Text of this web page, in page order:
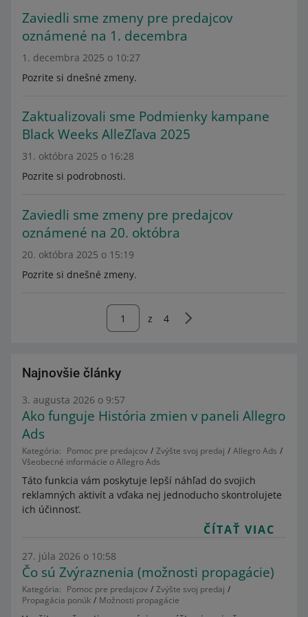
Zaviedli sme zmeny pre predajcov
oznámené na 1. decembra
1. decembra 2025 o 10:27
Pozrite si dnešné zmeny.
Zaktualizovali sme Podmienky kampane
Black Weeks AlleZľava 2025
31. októbra 2025 o 16:28
Pozrite si podrobnosti.
Zaviedli sme zmeny pre predajcov
oznámené na 20. októbra
20. októbra 2025 o 15:19
Pozrite si dnešné zmeny.
z 4
Najnovšie články
3. augusta 2026 o 9:57
Ako funguje História zmien v paneli Allegro
Ads
Kategória: Pomoc pre predajcov Zvýšte svoj predaj
Allegro Ads
Všeobecné informácie o Allegro Ads
Táto funkcia vám poskytuje lepší náhľad do svojich
reklamných aktivít a vďaka nej jednoducho skontrolujete
ich účinnosť.
ČÍTAŤ VIAC
27. júla 2026 o 10:58
Čo sú Zvýraznenia (možnosti propagácie)
Kategória: Pomoc pre predajcov
Zvýšte svoj predaj
Propagácia ponúk
Možnosti propagácie